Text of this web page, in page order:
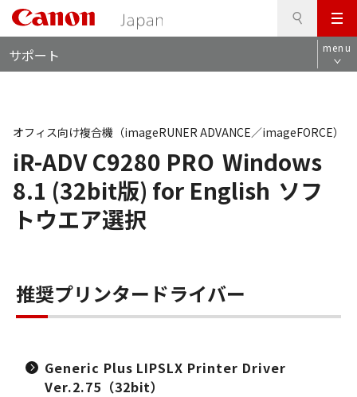
メ
ニ
ュ
サポート menu
iR-ADV C9280 PRO Windows
8.1 (32bit版) for English ソフ
トウエア選択
オフィス向け複合機（imageRUNER ADVANCE／imageFORCE）
推奨プリンタードライバー
Generic Plus LIPSLX Printer Driver
Ver.2.75（32bit）